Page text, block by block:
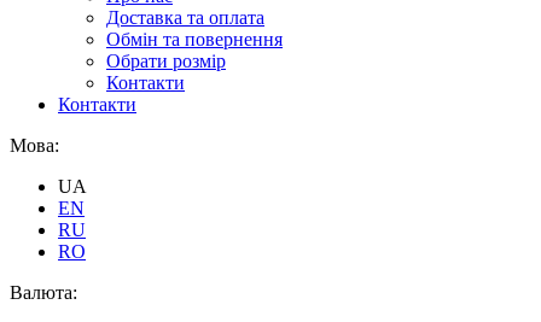
Доставка та оплата
Обмін та повернення
Обрати розмір
Контакти
Контакти
Мова:
UA
EN
RU
RO
Валюта: